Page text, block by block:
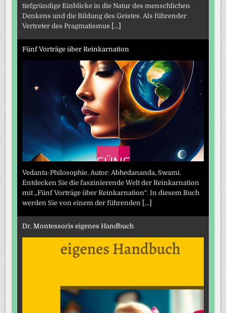
tiefgründige Einblicke in die Natur des menschlichen
Denkens und die Bildung des Geistes. Als führender
Vertreter des Pragmatismus
[...]
Fünf Vorträge über Reinkarnation
Vedanta-Philosophie. Autor: Abhedananda, Swami.
Entdecken Sie die faszinierende Welt der Reinkarnation
mit „Fünf Vorträge über Reinkarnation“. In diesem Buch
werden Sie von einem der führenden
[...]
Dr. Montessoris eigenes Handbuch